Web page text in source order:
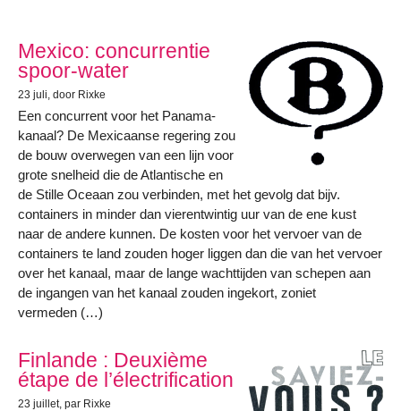
Articles les plus récents
Mexico: concurrentie
spoor-water
23 juli, door Rixke
Een concurrent voor het Panama-
kanaal? De Mexicaanse regering zou
de bouw overwegen van een lijn voor
grote snelheid die de Atlantische en
de Stille Oceaan zou verbinden, met het gevolg dat bijv.
containers in minder dan vierentwintig uur van de ene kust
naar de andere kunnen. De kosten voor het vervoer van de
containers te land zouden hoger liggen dan die van het vervoer
over het kanaal, maar de lange wachttijden van schepen aan
de ingangen van het kanaal zouden ingekort, zoniet
vermeden (…)
Finlande : Deuxième
étape de l’électrification
23 juillet, par Rixke